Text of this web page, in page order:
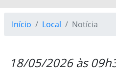
Início Local Notícia
18/05/2026 às